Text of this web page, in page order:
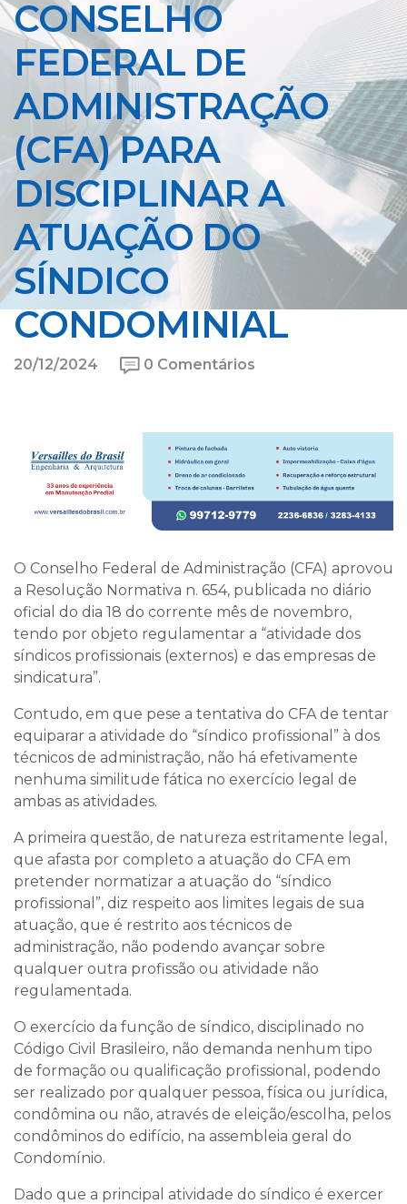
CONSELHO
FEDERAL DE
ADMINISTRAÇÃO
(CFA) PARA
DISCIPLINAR A
ATUAÇÃO DO
SÍNDICO
CONDOMINIAL
20/12/2024 0 Comentários
O Conselho Federal de Administração (CFA) aprovou
a Resolução Normativa n. 654, publicada no diário
oficial do dia 18 do corrente mês de novembro,
tendo por objeto regulamentar a “atividade dos
síndicos profissionais (externos) e das empresas de
sindicatura”.
Contudo, em que pese a tentativa do CFA de tentar
equiparar a atividade do “síndico profissional” à dos
técnicos de administração, não há efetivamente
nenhuma similitude fática no exercício legal de
ambas as atividades.
A primeira questão, de natureza estritamente legal ,
que afasta por completo a atuação do CFA em
pretender normatizar a atuação do “síndico
profissional”, diz respeito aos limites legais de sua
atuação, que é restrito aos técnicos de
administração, não podendo avançar sobre
qualquer outra profissão ou atividade não
regulamentada.
O exercício da função de síndico, disciplinado no
Código Civil Brasileiro, não demanda nenhum tipo
de formação ou qualificação profissional, podendo
ser realizado por qualquer pessoa, física ou jurídica,
condômina ou não, através de eleição/escolha, pelos
condôminos do edifício, na assembleia geral do
Condomínio.
Dado que a principal atividade do síndico é exercer